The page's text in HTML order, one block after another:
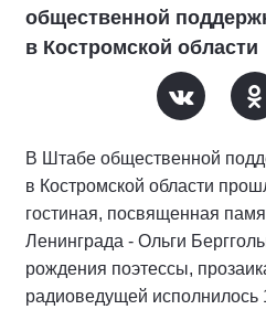
общественной
в Костромской области
В Штабе общественной
в Костромской области
гостиная, посвященная
Ленинграда - Ольги
рождения поэтессы,
радиоведущей исполнилось